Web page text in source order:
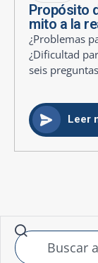
Propósito
mito a la
¿Problemas
¿Dificultad
seis
Leer